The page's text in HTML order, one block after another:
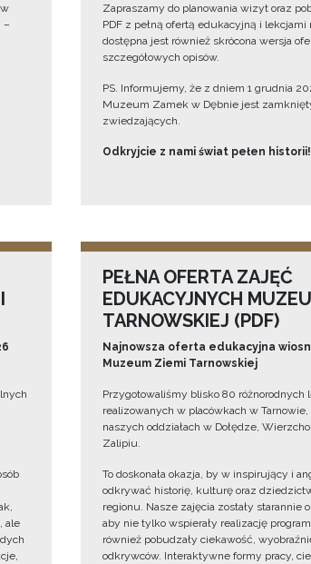
–
Zapraszamy do planowania wizyt oraz
PDF z pełną ofertą edukacyjną i
dostępna jest również skrócona wersja
szczegółowych opisów.
PS. Informujemy, że z dniem 1 grudnia
Muzeum Zamek w Dębnie jest
zwiedzających.
Odkryjcie z nami świat pełen historii!
ale
PEŁNA OFERTA ZAJĘĆ
EDUKACYJNYCH
TARNOWSKIEJ (PDF)
Najnowsza oferta edukacyjna
Muzeum Ziemi Tarnowskiej
Przygotowaliśmy blisko 80 różnorodnych
realizowanych w placówkach w Tarnowie,
naszych oddziałach w Dołędze,
Zalipiu.
To doskonała okazja, by w inspirujący i
odkrywać historię, kulturę oraz
regionu. Nasze zajęcia zostały starannie
aby nie tylko wspierały realizację
również pobudzały ciekawość,
odkrywców. Interaktywne formy pracy,